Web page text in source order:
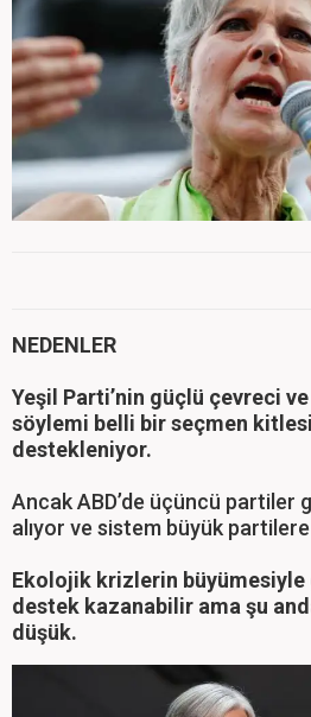
NEDENLER
Yeşil Parti’nin güçlü çevreci
söylemi belli bir seçmen
destekleniyor.
Ancak ABD’de üçüncü partiler
alıyor ve sistem büyük
Ekolojik krizlerin
destek kazanabilir ama şu
düşük.